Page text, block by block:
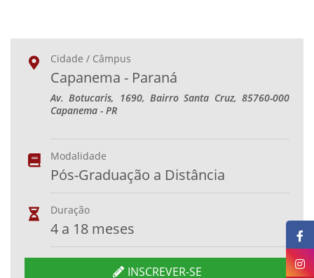
Cidade / Câmpus
Capanema - Paraná
Av. Botucaris, 1690, Bairro Santa Cruz, 85760-000
Capanema - PR
Modalidade
Pós-Graduação a Distância
Duração
4 a 18 meses
INSCREVER-SE